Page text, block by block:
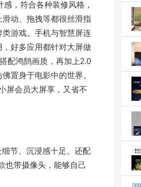
，符合各种装修风格，
动、拖拽等都很丝滑指
游戏。手机与智慧屏连
好多应用都针对大屏做
配鸿鹄画质，再加上2.0
置身于电影中的世界。
屏会员大屏享，又省不
节、沉浸感十足。还配
也带摄像头，能够自己